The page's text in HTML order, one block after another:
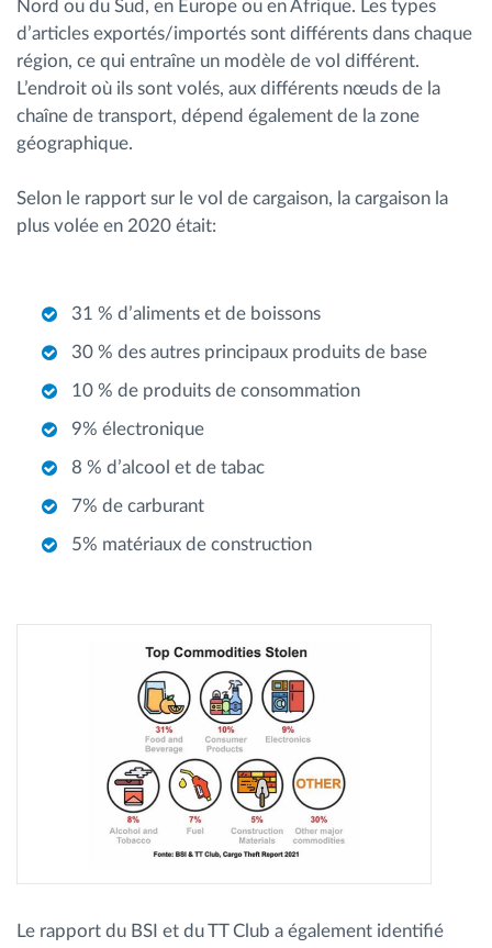
Nord ou du Sud, en Europe ou en Afrique. Les types
d’articles exportés/importés sont différents dans chaque
région, ce qui entraîne un modèle de vol différent.
L’endroit où ils sont volés, aux différents nœuds de la
chaîne de transport, dépend également de la zone
géographique.
Selon le rapport sur le vol de cargaison, la cargaison la
plus volée en 2020 était:
31 % d’aliments et de boissons
30 % des autres principaux produits de base
10 % de produits de consommation
9% électronique
8 % d’alcool et de tabac
7% de carburant
5% matériaux de construction
Le rapport du BSI et du TT Club a également identifié